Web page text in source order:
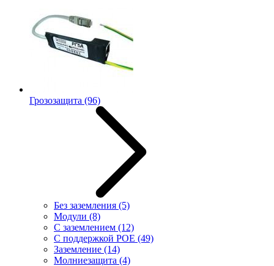
Грозозащита (96)
Без заземления (5)
Модули (8)
С заземлением (12)
С поддержкой POE (49)
Заземление (14)
Молниезащита (4)